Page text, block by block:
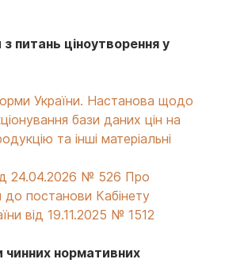
питань ціноутворення у
України. Настанова щодо
бази даних цін на
та інші матеріальні
24.04.2026 № 526 Про
до постанови Кабінету
від 19.11.2025 № 1512
чинних нормативних